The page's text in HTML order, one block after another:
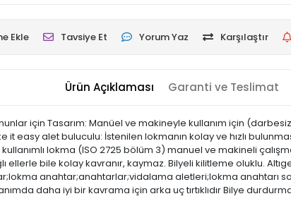
Ekle Tavsiye Et Yorum Yaz Karşılaştır
Ürün Açıklaması Garanti ve Teslimat
için Tasarım: Manüel ve makineyle kullanım için
easy alet buluculu: İstenilen lokmanın kolay ve hızlı
lokma (ISO 2725 bölüm 3) manuel ve makineli
ellerle bile kolay kavranır, kaymaz. Bilyeli kilitleme oluklu.
anahtar;anahtarlar;vidalama aletleri;lokma anahtarı
daha iyi bir kavrama için arka uç tırtıklıdır Bilye